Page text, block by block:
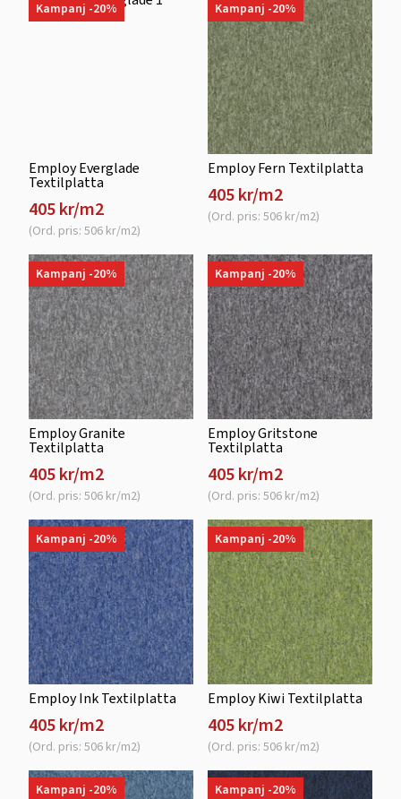
Kampanj -20%
Employ Everglade
Textilplatta
405 kr/m2
(Ord. pris: 506 kr/m2)
Kampanj -20%
Employ Fern Textilplatta
405 kr/m2
(Ord. pris: 506 kr/m2)
Kampanj -20%
Employ Granite
Textilplatta
405 kr/m2
(Ord. pris: 506 kr/m2)
Kampanj -20%
Employ Gritstone
Textilplatta
405 kr/m2
(Ord. pris: 506 kr/m2)
Kampanj -20%
Employ Ink Textilplatta
405 kr/m2
(Ord. pris: 506 kr/m2)
Kampanj -20%
Employ Kiwi Textilplatta
405 kr/m2
(Ord. pris: 506 kr/m2)
Kampanj -20% Kampanj -20%